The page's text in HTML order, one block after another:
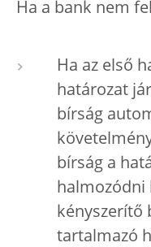
Ha a bank nem
Ha az első
határozat
bírság
bírság a
halmozódni
kényszerítő
tartalmazó